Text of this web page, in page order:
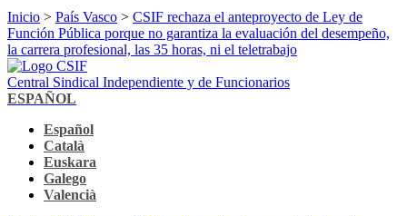
Inicio > País Vasco > CSIF rechaza el anteproyecto de Ley de
Función Pública porque no garantiza la evaluación del desempeño,
la carrera profesional, las 35 horas, ni el teletrabajo
Central Sindical Independiente y de Funcionarios
ESPAÑOL
Español
Català
Euskara
Galego
Valencià